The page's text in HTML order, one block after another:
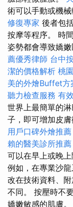
術可以手動或機械
修復專家 後者包
按摩等程序。 時
姿勢都會導致嬌
薦優秀律師 台中
潔的價格解析 桃
美的外燴Buffet方
聽力檢查服務 有
世界上最簡單的
子，即可增加皮膚
用戶口碑外燴推薦
賴的醫美診所推薦
可以在早上或晚
例如，在專業沙
改在技術資料、
不同。 按壓時不
嬌嫩敏感的肌膚